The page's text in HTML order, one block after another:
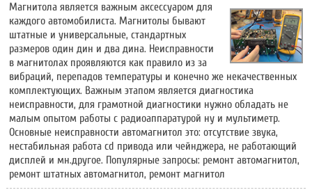
Магнитола является важным аксессуаром для
каждого автомобилиста. Магнитолы бывают
штатные и универсальные, стандартных
размеров один дин и два дина. Неисправности
в магнитолах проявляются как правило из за
вибраций, перепадов температуры и конечно же некачественных
комплектующих. Важным этапом является диагностика
неисправности, для грамотной диагностики нужно обладать не
малым опытом работы с радиоаппаратурой ну и мультиметр.
Основные неисправности автомагнитол это: отсутствие звука,
нестабильная работа cd привода или чейнджера, не работающий
дисплей и мн.другое. Популярные запросы: ремонт автомагнитол,
ремонт штатных автомагнитол, ремонт магнитол